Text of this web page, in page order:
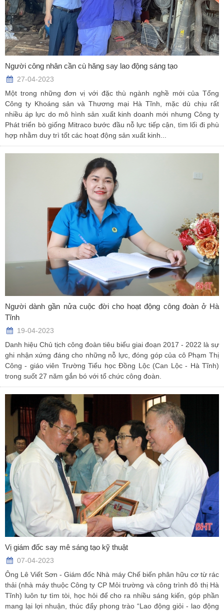
Người công nhân cần cù hăng say lao động sáng tạo
27-04-2023
Một trong những đơn vị với đặc thù ngành nghề mới của Tổng
Công ty Khoáng sản và Thương mại Hà Tĩnh, mặc dù chịu rất
nhiều áp lực do mô hình sản xuất kinh doanh mới nhưng Công ty
Phát triển bò giống Mitraco bước đầu nỗ lực tiếp cận, tìm lối đi phù
hợp nhằm duy trì tốt các hoạt động sản xuất kinh...
Người dành gần nửa cuộc đời cho hoạt động công đoàn ở Hà
Tĩnh
19-04-2023
Danh hiệu Chủ tịch công đoàn tiêu biểu giai đoạn 2017 - 2022 là sự
ghi nhận xứng đáng cho những nỗ lực, đóng góp của cô Phạm Thị
Công - giáo viên Trường Tiểu học Đồng Lộc (Can Lộc - Hà Tĩnh)
trong suốt 27 năm gắn bó với tổ chức công đoàn.
Vị giám đốc say mê sáng tạo kỹ thuật
07-04-2023
Ông Lê Viết Sơn - Giám đốc Nhà máy Chế biến phân hữu cơ từ rác
thải (nhà máy thuộc Công ty CP Môi trường và công trình đô thị Hà
Tĩnh) luôn tự tìm tòi, học hỏi để cho ra nhiều sáng kiến, góp phần
mang lại lợi nhuận, thúc đẩy phong trào “Lao động giỏi - lao động